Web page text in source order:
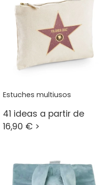
Estuches multiusos
41 ideas a partir de
16,90 € >